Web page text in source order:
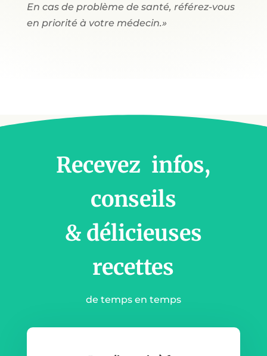
En cas de problème de santé, référez-vous
en priorité à votre médecin.»
Recevez infos,
conseils
& délicieuses
recettes
de temps en temps